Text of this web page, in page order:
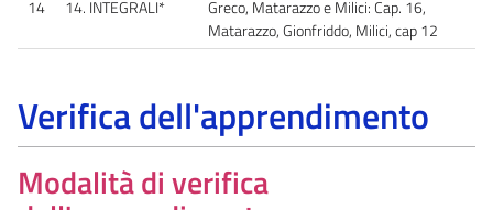
14
14. INTEGRALI*
Greco, Matarazzo e Milici: Cap. 16,
Matarazzo, Gionfriddo, Milici, cap 12
Verifica dell'apprendimento
Modalità di verifica